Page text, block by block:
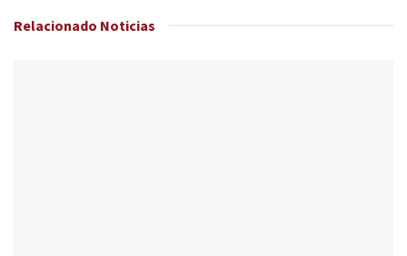
Relacionado Noticias